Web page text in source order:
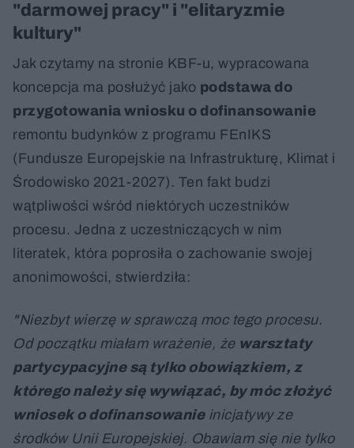
"darmowej pracy" i "elitaryzmie
kultury"
Jak czytamy na stronie KBF-u, wypracowana
koncepcja ma posłużyć jako podstawa do
przygotowania wniosku o dofinansowanie
remontu budynków z programu FEnIKS
(Fundusze Europejskie na Infrastrukturę, Klimat i
Środowisko 2021-2027). Ten fakt budzi
wątpliwości wśród niektórych uczestników
procesu. Jedna z uczestniczących w nim
literatek, która poprosiła o zachowanie swojej
anonimowości, stwierdziła:
"Niezbyt wierzę w sprawczą moc tego procesu.
Od początku miałam wrażenie, że warsztaty
partycypacyjne są tylko obowiązkiem, z
którego należy się wywiązać, by móc złożyć
wniosek o dofinansowanieinicjatywy ze
środków Unii Europejskiej. Obawiam się nie tylko